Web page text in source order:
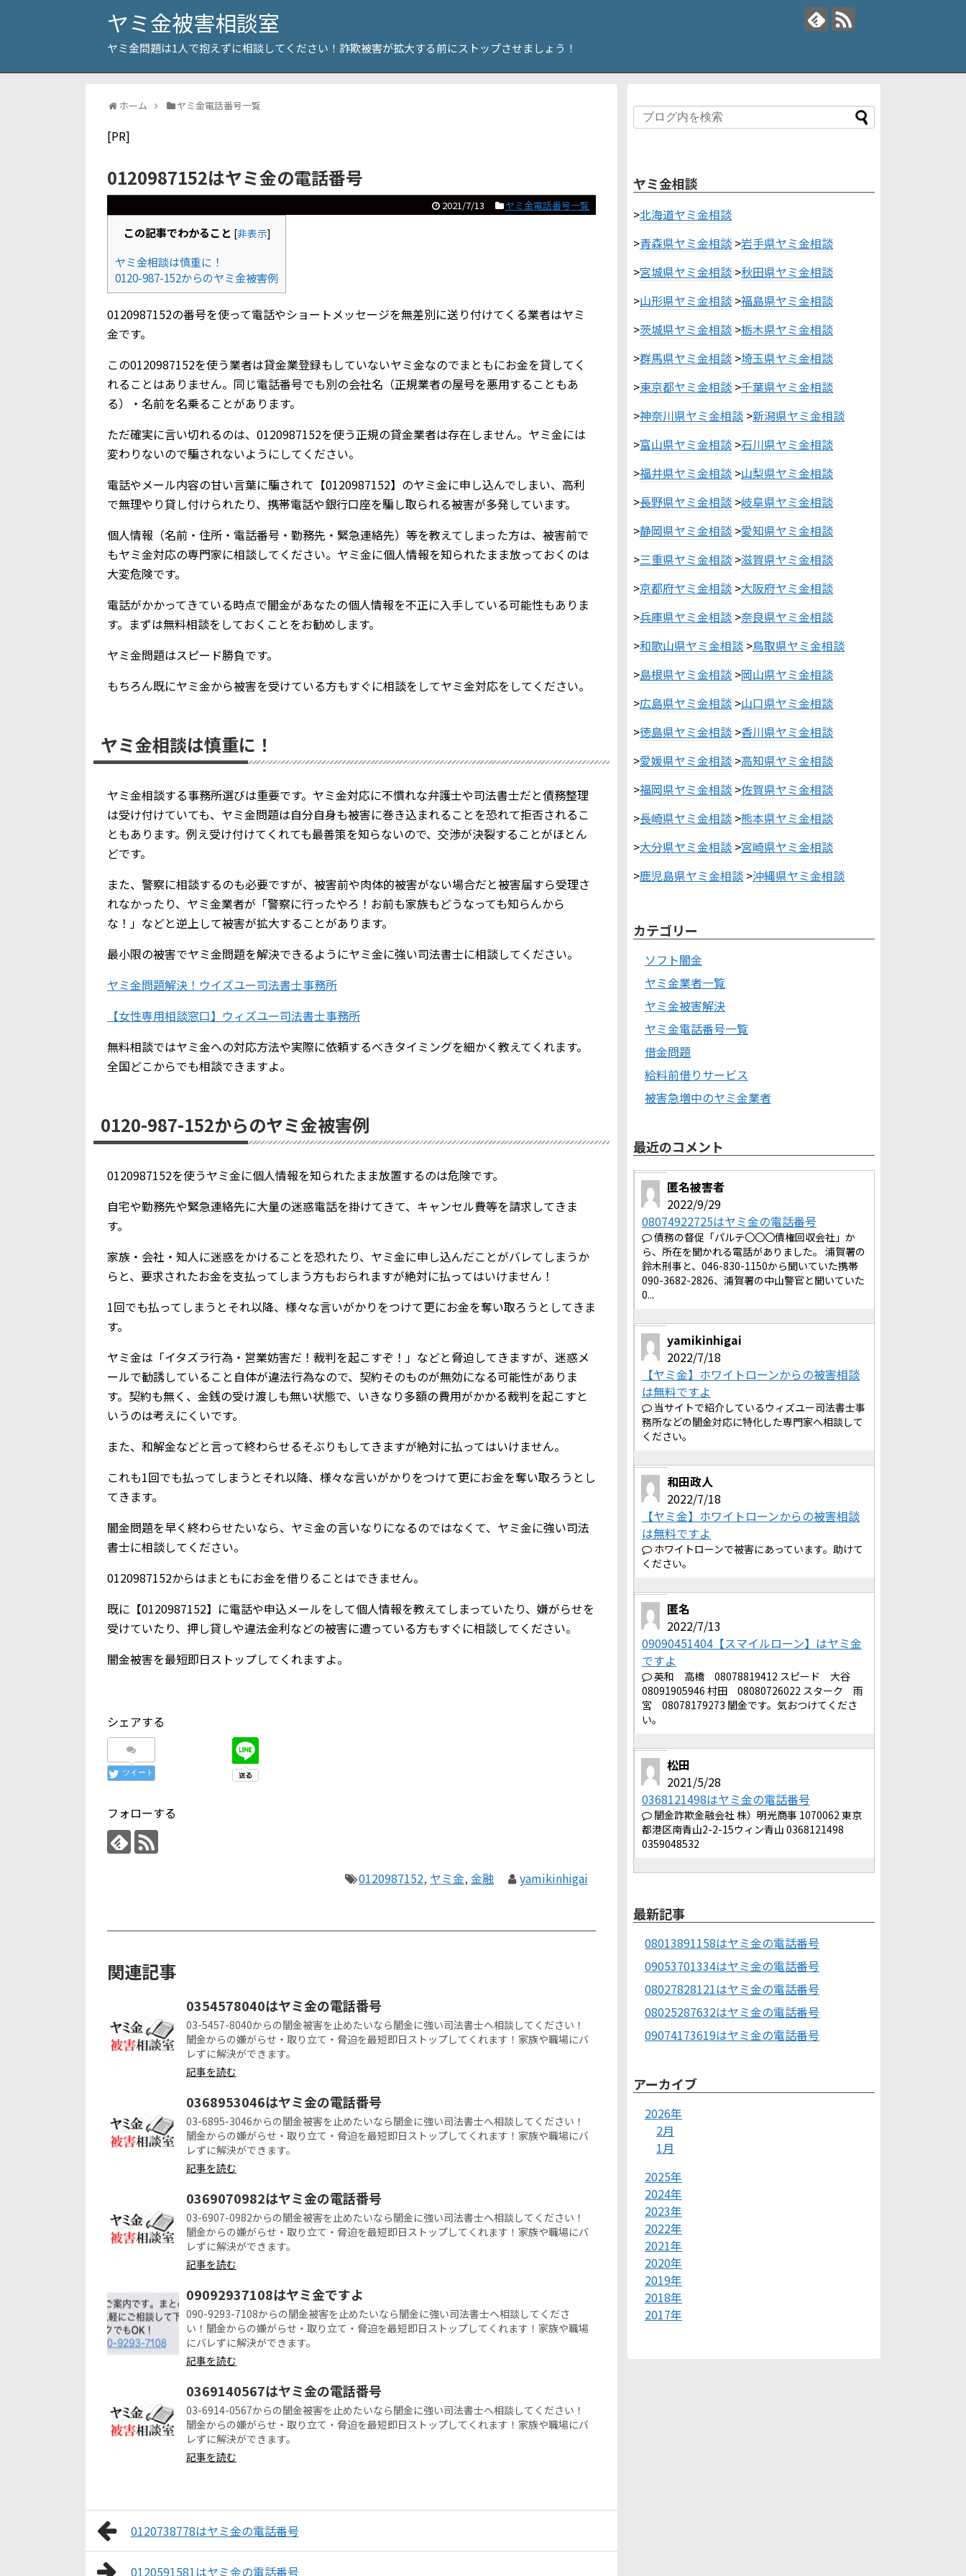
ヤミ金被害相談室
ヤミ金問題は1人で抱えずに相談してください！詐欺被害が拡大する前にストップさせましょう！
ホーム ヤミ金電話番号一覧
[PR]
0120987152はヤミ金の電話番号
2021/7/13 ヤミ金電話番号一覧
この記事でわかること [非表示]
ヤミ金相談は慎重に！
0120-987-152からのヤミ金被害例
0120987152の番号を使って電話やショートメッセージを無差別に送り付けてくる業者はヤミ
金です。
この0120987152を使う業者は貸金業登録もしていないヤミ金なのでまともにお金を貸してく
れることはありません。同じ電話番号でも別の会社名（正規業者の屋号を悪用することもあ
る）・名前を名乗ることがあります。
ただ確実に言い切れるのは、0120987152を使う正規の貸金業者は存在しません。ヤミ金には
変わりないので騙されないようにしてください。
電話やメール内容の甘い言葉に騙されて【0120987152】のヤミ金に申し込んでしまい、高利
で無理やり貸し付けられたり、携帯電話や銀行口座を騙し取られる被害が多発しています。
個人情報（名前・住所・電話番号・勤務先・緊急連絡先）等を教えてしまった方は、被害前で
もヤミ金対応の専門家に相談してください。ヤミ金に個人情報を知られたまま放っておくのは
大変危険です。
電話がかかってきている時点で闇金があなたの個人情報を不正に入手している可能性もありま
す。まずは無料相談をしておくことをお勧めします。
ヤミ金問題はスピード勝負です。
もちろん既にヤミ金から被害を受けている方もすぐに相談をしてヤミ金対応をしてください。
ヤミ金相談は慎重に！
ヤミ金相談する事務所選びは重要です。ヤミ金対応に不慣れな弁護士や司法書士だと債務整理
は受け付けていても、ヤミ金問題は自分自身も被害に巻き込まれることを恐れて拒否されるこ
ともあります。例え受け付けてくれても最善策を知らないので、交渉が決裂することがほとん
どです。
また、警察に相談するのも必要ですが、被害前や肉体的被害がない場合だと被害届すら受理さ
れなかったり、ヤミ金業者が「警察に行ったやろ！お前も家族もどうなっても知らんから
な！」などと逆上して被害が拡大することがあります。
最小限の被害でヤミ金問題を解決できるようにヤミ金に強い司法書士に相談してください。
ヤミ金問題解決！ウイズユー司法書士事務所
【女性専用相談窓口】ウィズユー司法書士事務所
無料相談ではヤミ金への対応方法や実際に依頼するべきタイミングを細かく教えてくれます。
全国どこからでも相談できますよ。
0120-987-152からのヤミ金被害例
0120987152を使うヤミ金に個人情報を知られたまま放置するのは危険です。
自宅や勤務先や緊急連絡先に大量の迷惑電話を掛けてきて、キャンセル費等を請求してきま
す。
家族・会社・知人に迷惑をかけることを恐れたり、ヤミ金に申し込んだことがバレてしまうか
らと、要求されたお金を支払ってしまう方もおられますが絶対に払ってはいけません！
1回でも払ってしまうとそれ以降、様々な言いがかりをつけて更にお金を奪い取ろうとしてきま
す。
ヤミ金は「イタズラ行為・営業妨害だ！裁判を起こすぞ！」などと脅迫してきますが、迷惑メ
ールで勧誘していること自体が違法行為なので、契約そのものが無効になる可能性がありま
す。契約も無く、金銭の受け渡しも無い状態で、いきなり多額の費用がかかる裁判を起こすと
いうのは考えにくいです。
また、和解金などと言って終わらせるそぶりもしてきますが絶対に払ってはいけません。
これも1回でも払ってしまうとそれ以降、様々な言いがかりをつけて更にお金を奪い取ろうとし
てきます。
闇金問題を早く終わらせたいなら、ヤミ金の言いなりになるのではなくて、ヤミ金に強い司法
書士に相談してください。
0120987152からはまともにお金を借りることはできません。
既に【0120987152】に電話や申込メールをして個人情報を教えてしまっていたり、嫌がらせを
受けていたり、押し貸しや違法金利などの被害に遭っている方もすぐに相談してください。
闇金被害を最短即日ストップしてくれますよ。
シェアする
ツイート
フォローする
0120987152, ヤミ金,金融 yamikinhigai
関連記事
0354578040はヤミ金の電話番号
03-5457-8040からの闇金被害を止めたいなら闇金に強い司法書士へ相談してください！
闇金からの嫌がらせ・取り立て・脅迫を最短即日ストップしてくれます！家族や職場にバ
レずに解決ができます。
記事を読む
0368953046はヤミ金の電話番号
03-6895-3046からの闇金被害を止めたいなら闇金に強い司法書士へ相談してください！
闇金からの嫌がらせ・取り立て・脅迫を最短即日ストップしてくれます！家族や職場にバ
レずに解決ができます。
記事を読む
0369070982はヤミ金の電話番号
03-6907-0982からの闇金被害を止めたいなら闇金に強い司法書士へ相談してください！
闇金からの嫌がらせ・取り立て・脅迫を最短即日ストップしてくれます！家族や職場にバ
レずに解決ができます。
記事を読む
09092937108はヤミ金ですよ
090-9293-7108からの闇金被害を止めたいなら闇金に強い司法書士へ相談してくださ
い！闇金からの嫌がらせ・取り立て・脅迫を最短即日ストップしてくれます！家族や職場
にバレずに解決ができます。
記事を読む
0369140567はヤミ金の電話番号
03-6914-0567からの闇金被害を止めたいなら闇金に強い司法書士へ相談してください！
闇金からの嫌がらせ・取り立て・脅迫を最短即日ストップしてくれます！家族や職場にバ
レずに解決ができます。
記事を読む
0120738778はヤミ金の電話番号
0120591581はヤミ金の電話番号
ヤミ金相談
>北海道ヤミ金相談
>青森県ヤミ金相談 >岩手県ヤミ金相談
>宮城県ヤミ金相談 >秋田県ヤミ金相談
>山形県ヤミ金相談 >福島県ヤミ金相談
>茨城県ヤミ金相談 >栃木県ヤミ金相談
>群馬県ヤミ金相談 >埼玉県ヤミ金相談
>東京都ヤミ金相談 >千葉県ヤミ金相談
>神奈川県ヤミ金相談 >新潟県ヤミ金相談
>富山県ヤミ金相談 >石川県ヤミ金相談
>福井県ヤミ金相談 >山梨県ヤミ金相談
>長野県ヤミ金相談 >岐阜県ヤミ金相談
>静岡県ヤミ金相談 >愛知県ヤミ金相談
>三重県ヤミ金相談 >滋賀県ヤミ金相談
>京都府ヤミ金相談 >大阪府ヤミ金相談
>兵庫県ヤミ金相談 >奈良県ヤミ金相談
>和歌山県ヤミ金相談 >鳥取県ヤミ金相談
>島根県ヤミ金相談 >岡山県ヤミ金相談
>広島県ヤミ金相談 >山口県ヤミ金相談
>徳島県ヤミ金相談 >香川県ヤミ金相談
>愛媛県ヤミ金相談 >高知県ヤミ金相談
>福岡県ヤミ金相談 >佐賀県ヤミ金相談
>長崎県ヤミ金相談 >熊本県ヤミ金相談
>大分県ヤミ金相談 >宮崎県ヤミ金相談
>鹿児島県ヤミ金相談 >沖縄県ヤミ金相談
カテゴリー
ソフト闇金
ヤミ金業者一覧
ヤミ金被害解決
ヤミ金電話番号一覧
借金問題
給料前借りサービス
被害急増中のヤミ金業者
最近のコメント
匿名被害者
2022/9/29
08074922725はヤミ金の電話番号
債務の督促「パルテ〇〇〇債権回収会社」か
ら、所在を聞かれる電話がありました。 浦賀署の
鈴木刑事と、046-830-1150から聞いていた携帯
090-3682-2826、浦賀署の中山警官と聞いていた
0...
yamikinhigai
2022/7/18
【ヤミ金】ホワイトローンからの被害相談
は無料ですよ
当サイトで紹介しているウィズユー司法書士事
務所などの闇金対応に特化した専門家へ相談して
ください。
和田政人
2022/7/18
【ヤミ金】ホワイトローンからの被害相談
は無料ですよ
ホワイトローンで被害にあっています。助けて
ください。
匿名
2022/7/13
09090451404【スマイルローン】はヤミ金
ですよ
英和 高橋 08078819412 スピード 大谷
08091905946 村田 08080726022 スターク 雨
宮 08078179273 闇金です。気おつけてくださ
い。
松田
2021/5/28
0368121498はヤミ金の電話番号
闇金詐欺金融会社 株）明光商事 1070062 東京
都港区南青山2-2-15ウィン青山 0368121498
0359048532
最新記事
08013891158はヤミ金の電話番号
09053701334はヤミ金の電話番号
08027828121はヤミ金の電話番号
08025287632はヤミ金の電話番号
09074173619はヤミ金の電話番号
アーカイブ
2026年
2月
1月
2025年
2024年
2023年
2022年
2021年
2020年
2019年
2018年
2017年